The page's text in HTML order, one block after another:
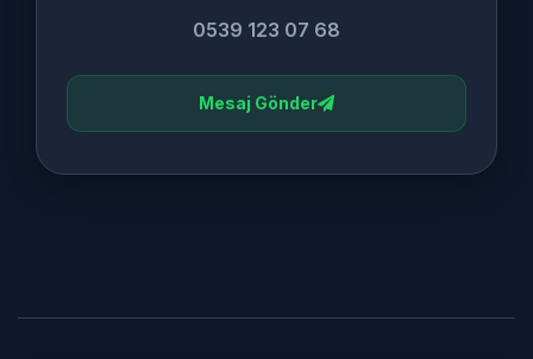
0539 123 07 68
Mesaj Gönder